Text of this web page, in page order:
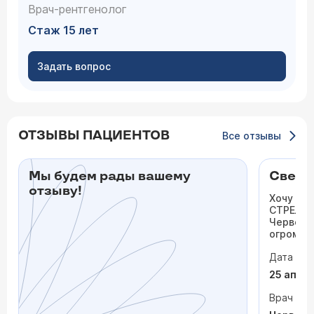
Врач-рентгенолог
Стаж 15 лет
Задать вопрос
ОТЗЫВЫ ПАЦИЕНТОВ Все отзывы
Мы будем рады вашему
отзыву!
Хочу
Дата
25
Врач